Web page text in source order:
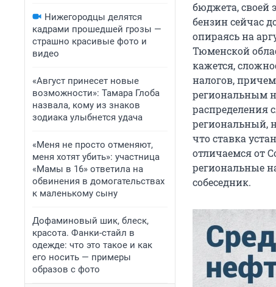
Нижегородцы делятся
кадрами прошедшей грозы —
страшно красивые фото и
видео
«Август принесет новые
возможности»: Тамара Глоба
назвала, кому из знаков
зодиака улыбнется удача
«Меня не просто отменяют,
меня хотят убить»: участница
«Мамы в 16» ответила на
обвинения в домогательствах
к маленькому сыну
Дофаминовый шик, блеск,
красота. Фанки-стайл в
одежде: что это такое и как
его носить — примеры
образов с фото
бюджета, своей
бензин сейчас
опираясь на
Тюменской
кажется,
налогов,
региональным
распределения
региональный,
что ставка
отличаемся от
региональные
собеседник.